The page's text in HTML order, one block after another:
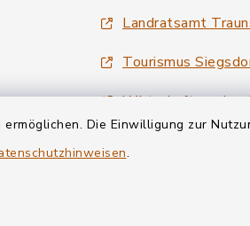
Die Einwilligung zur
.
Landratsamt
Tourismus
Wirtschaftsregion